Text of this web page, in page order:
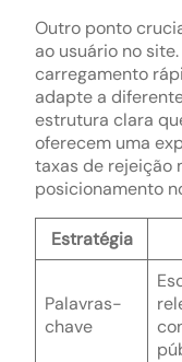
Outro ponto
ao usuário no
carregamento
adapte a
estrutura clara
oferecem uma
taxas de rejeição
posicionamento
Estratégia
Palavras-
chave